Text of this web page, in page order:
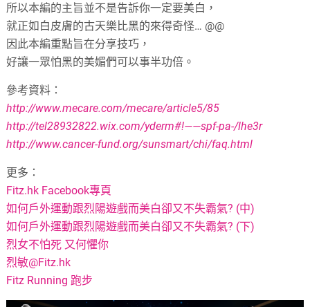
所以本編的主旨並不是告訴你一定要美白，
就正如白皮膚的古天樂比黑的來得奇怪… @@
因此本編重點旨在分享技巧，
好讓一眾怕黑的美媚們可以事半功倍。
參考資料：
http://www.mecare.com/mecare/article5/85
http://tel28932822.wix.com/yderm#!——spf-pa-/lhe3r
http://www.cancer-fund.org/sunsmart/chi/faq.html
更多：
Fitz.hk Facebook專頁
如何戶外運動跟烈陽遊戲而美白卻又不失霸氣? (中)
如何戶外運動跟烈陽遊戲而美白卻又不失霸氣? (下)
烈女不怕死 又何懼你
烈敏@Fitz.hk
Fitz Running 跑步